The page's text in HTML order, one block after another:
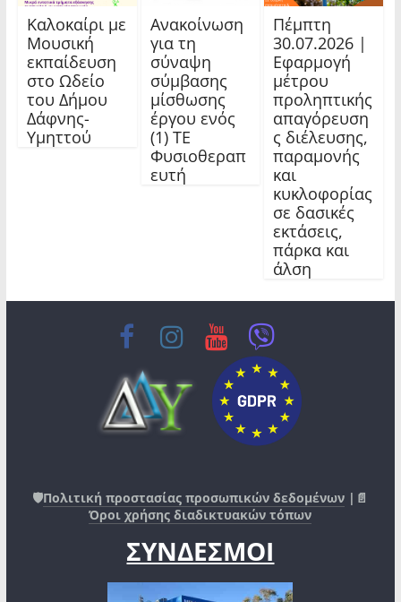
Καλοκαίρι με
Μουσική
εκπαίδευση
στο Ωδείο
του Δήμου
Δάφνης-
Υμηττού
Ανακοίνωση
για τη
σύναψη
σύμβασης
μίσθωσης
έργου ενός
(1) ΤΕ
Φυσιοθεραπ
ευτή
Πέμπτη
30.07.2026 |
Εφαρμογή
μέτρου
προληπτικής
απαγόρευση
ς διέλευσης,
παραμονής
και
κυκλοφορίας
σε δασικές
εκτάσεις,
πάρκα και
άλση
🛡️Πολιτική προστασίας προσωπικών δεδομένων |📄
Όροι χρήσης διαδικτυακών τόπων
ΣΥΝΔΕΣΜΟΙ